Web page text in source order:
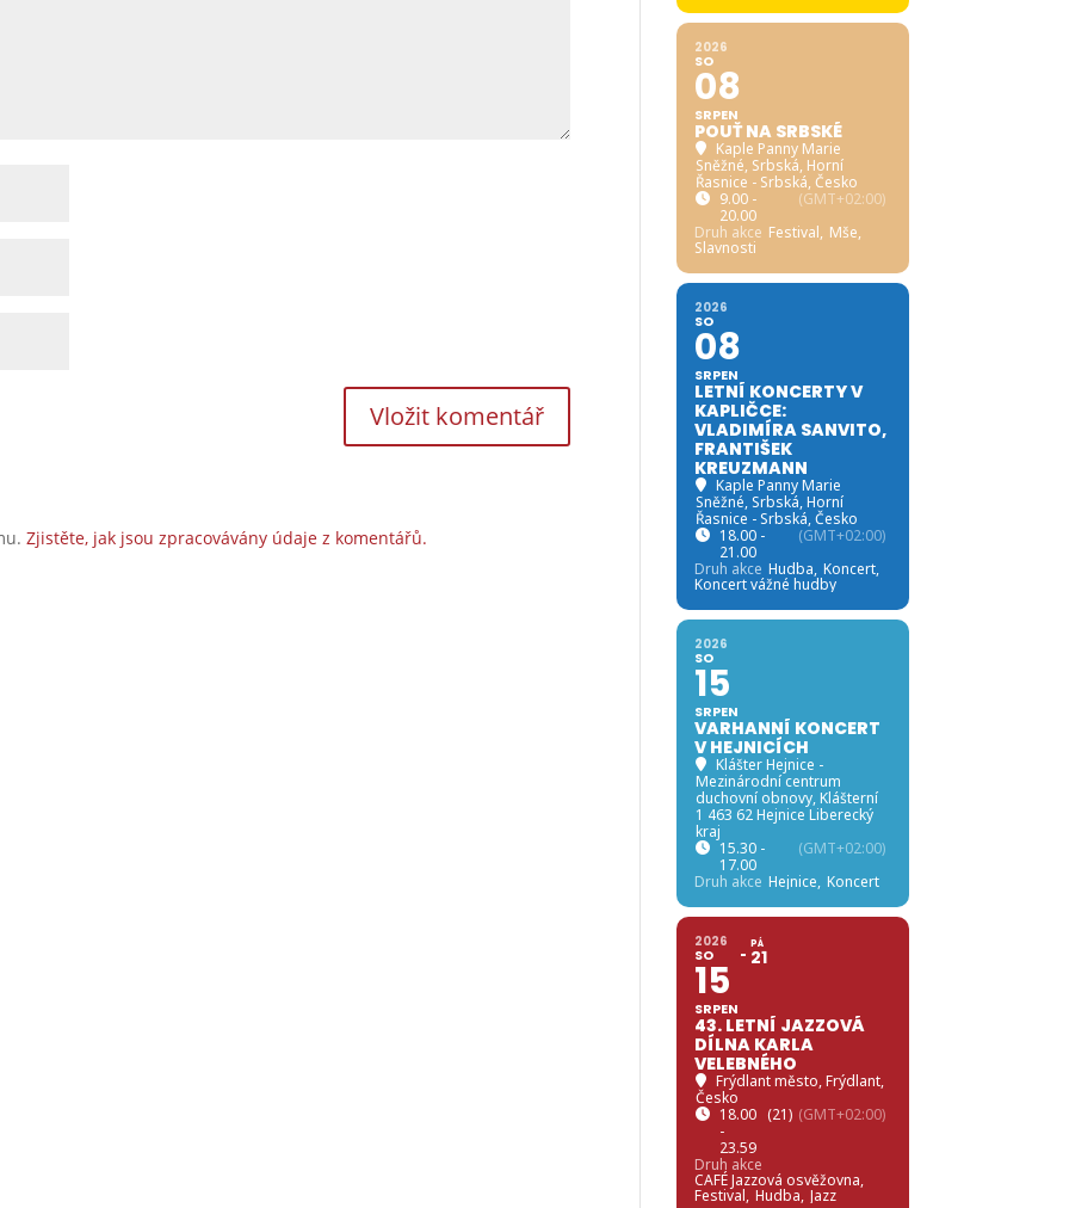
Zjistěte, jak jsou zpracovávány údaje z komentářů.
2026
SO
08
SRPEN
POUŤ NA SRBSKÉ
Kaple Panny Marie
Sněžné, Srbská, Horní
Řasnice - Srbská, Česko
9.00 -
20.00
(GMT+02:00)
Druh akce Festival, Mše,
Slavnosti
2026
SO
08
SRPEN
LETNÍ KONCERTY V
KAPLIČCE:
VLADIMÍRA SANVITO,
FRANTIŠEK
KREUZMANN
Kaple Panny Marie
Sněžné, Srbská, Horní
Řasnice - Srbská, Česko
18.00 -
21.00
(GMT+02:00)
Druh akce Hudba, Koncert,
Koncert vážné hudby
2026
SO
15
SRPEN
VARHANNÍ KONCERT
V HEJNICÍCH
Klášter Hejnice -
Mezinárodní centrum
duchovní obnovy, Klášterní
1 463 62 Hejnice Liberecký
kraj
15.30 -
17.00
(GMT+02:00)
Druh akce Hejnice, Koncert
2026
SO
15
SRPEN
PÁ
21
43. LETNÍ JAZZOVÁ
DÍLNA KARLA
VELEBNÉHO
Frýdlant město, Frýdlant,
Česko
18.00
-
23.59
(21) (GMT+02:00)
Druh akce
CAFÉ Jazzová osvěžovna,
Festival, Hudba, Jazz